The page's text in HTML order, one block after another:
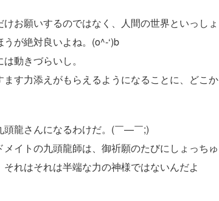
お願いするのではなく、人間の世界といっしょ
が絶対良いよね。(o^-‘)b
動きづらいし。
す力添えがもらえるようになることに、どこか
頭龍さんになるわけだ。(￣—￣;)
イトの九頭龍師は、御祈願のたびにしょっちゅ
れはそれは半端な力の神様ではないんだよ